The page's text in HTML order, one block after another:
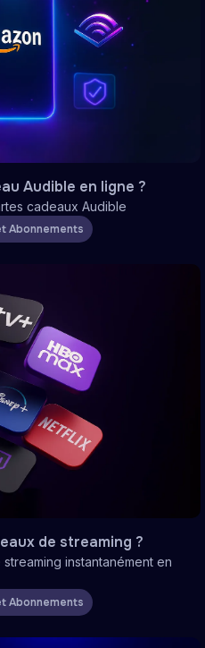
Audible en ligne ?
cadeaux Audible
Abonnements
de streaming ?
instantanément en
Abonnements